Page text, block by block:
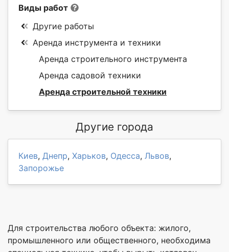
Виды работ
Другие работы
Аренда инструмента и техники
Аренда строительного инструмента
Аренда садовой техники
Аренда строительной техники
Другие города
Киев, Днепр, Харьков, Одесса, Львов,
Запорожье
Для строительства любого объекта: жилого,
промышленного или общественного, необходима